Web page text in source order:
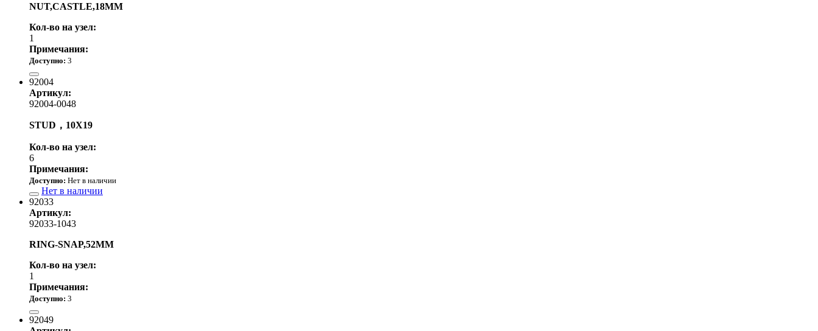
NUT,CASTLE,18MM
Кол-во на узел:
1
Примечания:
Доступно: 3
92004
Артикул:
92004-0048
STUD，10X19
Кол-во на узел:
6
Примечания:
Доступно: Нет в наличии
Нет в наличии
92033
Артикул:
92033-1043
RING-SNAP,52MM
Кол-во на узел:
1
Примечания:
Доступно: 3
92049